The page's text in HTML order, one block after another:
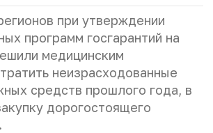
при утверждении
программ госгарантий на
медицинским
неизрасходованные
средств прошлого года, в
дорогостоящего